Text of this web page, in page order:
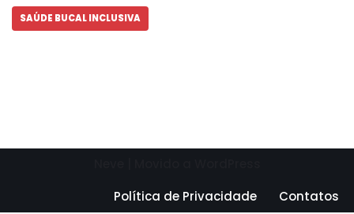
SAÚDE BUCAL INCLUSIVA
Política de Privacidade
Contatos